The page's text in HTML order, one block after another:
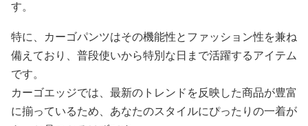
す。
特に、カーゴパンツはその機能性とファッション性を兼ね
備えており、普段使いから特別な日まで活躍するアイテム
です。
カーゴエッジでは、最新のトレンドを反映した商品が豊富
に揃っているため、あなたのスタイルにぴったりの一着が